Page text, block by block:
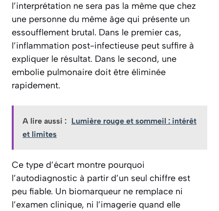
l’interprétation ne sera pas la même que chez
une personne du même âge qui présente un
essoufflement brutal. Dans le premier cas,
l’inflammation post-infectieuse peut suffire à
expliquer le résultat. Dans le second, une
embolie pulmonaire doit être éliminée
rapidement.
A lire aussi : Lumière rouge et sommeil : intérêt
et limites
Ce type d’écart montre pourquoi
l’autodiagnostic à partir d’un seul chiffre est
peu fiable. Un biomarqueur ne remplace ni
l’examen clinique, ni l’imagerie quand elle